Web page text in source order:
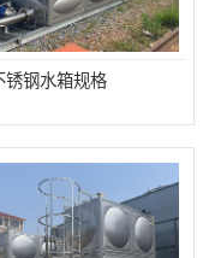
锈钢水箱规格